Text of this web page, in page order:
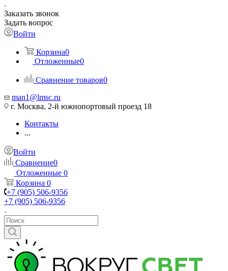
Заказать звонок
Задать вопрос
Войти
Корзина0
Отложенные0
Сравнение товаров0
man1@lmsc.ru
г. Москва, 2-й южнопортовый проезд 18
Контакты
...
Войти
Сравнение0
Отложенные 0
Корзина 0
+7 (905) 506-9356
+7 (905) 506-9356